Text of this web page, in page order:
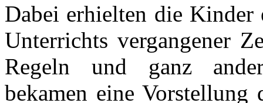
Dabei erhielten die
Unterrichts vergangener
Regeln und ganz
bekamen eine